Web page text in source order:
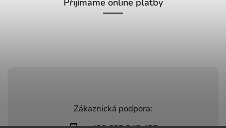
Zákaznická podpora:
Přijímáme online platby